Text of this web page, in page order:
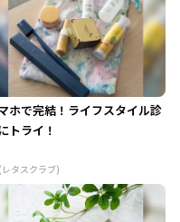
ホで完結！ライフスタイル診
トライ！
レタスクラブ)